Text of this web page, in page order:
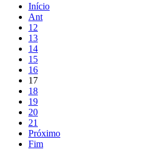
Início
Ant
12
13
14
15
16
17
18
19
20
21
Próximo
Fim